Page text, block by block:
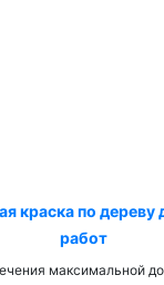
краска по
работ
максимальной